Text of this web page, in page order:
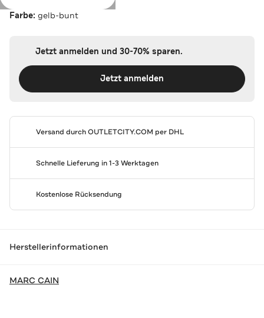
Farbe: gelb-bunt
Jetzt anmelden und 30-70% sparen.
Jetzt anmelden
Versand durchOUTLETCITY.COM per DHL
Schnelle Lieferung in 1-3 Werktagen
Kostenlose Rücksendung
Herstellerinformationen
MARC CAIN